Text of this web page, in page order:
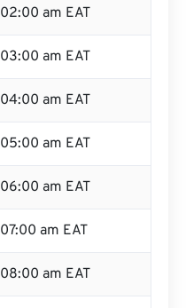
02:00 am EAT
03:00 am EAT
04:00 am EAT
05:00 am EAT
06:00 am EAT
07:00 am EAT
08:00 am EAT